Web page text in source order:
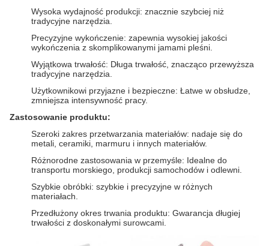
Wysoka wydajność produkcji: znacznie szybciej niż
tradycyjne narzędzia.
Precyzyjne wykończenie: zapewnia wysokiej jakości
wykończenia z skomplikowanymi jamami pleśni.
Wyjątkowa trwałość: Długa trwałość, znacząco przewyższa
tradycyjne narzędzia.
Użytkownikowi przyjazne i bezpieczne: Łatwe w obsłudze,
zmniejsza intensywność pracy.
Zastosowanie produktu:
Szeroki zakres przetwarzania materiałów: nadaje się do
metali, ceramiki, marmuru i innych materiałów.
Różnorodne zastosowania w przemyśle: Idealne do
transportu morskiego, produkcji samochodów i odlewni.
Szybkie obróbki: szybkie i precyzyjne w różnych
materiałach.
Przedłużony okres trwania produktu: Gwarancja długiej
trwałości z doskonałymi surowcami.